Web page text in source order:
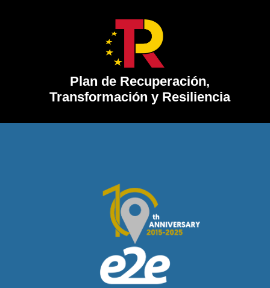
Plan de Recuperación,
Transformación y Resiliencia